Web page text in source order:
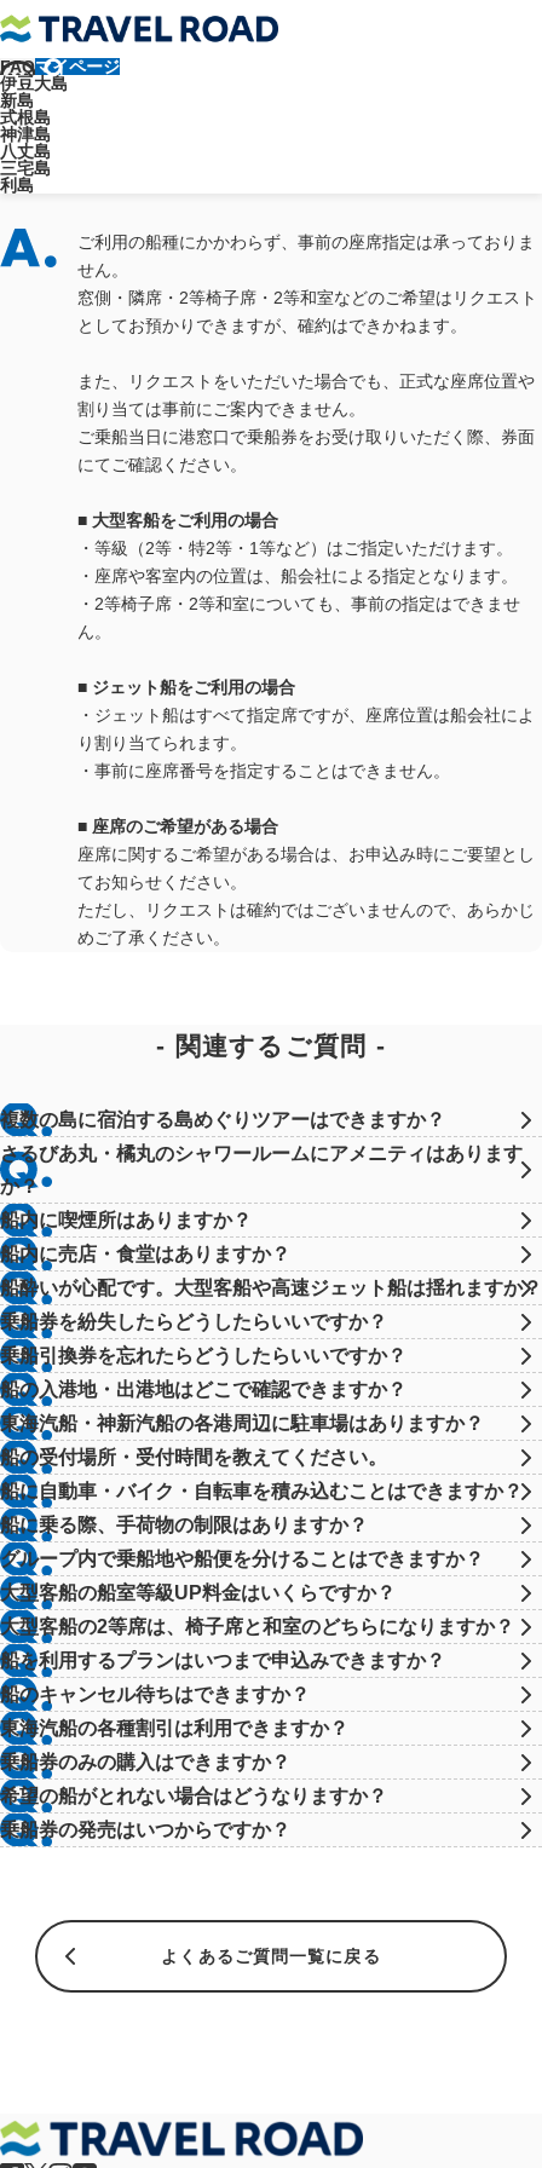
FAQマイページ
伊豆大島
新島
式根島
神津島
八丈島
三宅島
利島
トラベルロード
お船について
船の席は座席指定できますか？
ご利用の船種にかかわらず、事前の座席指定は承っておりま
せん。
窓側・隣席・2等椅子席・2等和室などのご希望はリクエスト
としてお預かりできますが、確約はできかねます。
また、リクエストをいただいた場合でも、正式な座席位置や
割り当ては事前にご案内できません。
ご乗船当日に港窓口で乗船券をお受け取りいただく際、券面
にてご確認ください。
■ 大型客船をご利用の場合
・等級（2等・特2等・1等など）はご指定いただけます。
・座席や客室内の位置は、船会社による指定となります。
・2等椅子席・2等和室についても、事前の指定はできませ
ん。
■ ジェット船をご利用の場合
・ジェット船はすべて指定席ですが、座席位置は船会社によ
り割り当てられます。
・事前に座席番号を指定することはできません。
■ 座席のご希望がある場合
座席に関するご希望がある場合は、お申込み時にご要望とし
てお知らせください。
ただし、リクエストは確約ではございませんので、あらかじ
めご了承ください。
関連するご質問
複数の島に宿泊する島めぐりツアーはできますか？
さるびあ丸・橘丸のシャワールームにアメニティはあります
か？
船内に喫煙所はありますか？
船内に売店・食堂はありますか？
船酔いが心配です。大型客船や高速ジェット船は揺れますか？
乗船券を紛失したらどうしたらいいですか？
乗船引換券を忘れたらどうしたらいいですか？
船の入港地・出港地はどこで確認できますか？
東海汽船・神新汽船の各港周辺に駐車場はありますか？
船の受付場所・受付時間を教えてください。
船に自動車・バイク・自転車を積み込むことはできますか？
船に乗る際、手荷物の制限はありますか？
グループ内で乗船地や船便を分けることはできますか？
大型客船の船室等級UP料金はいくらですか？
大型客船の2等席は、椅子席と和室のどちらになりますか？
船を利用するプランはいつまで申込みできますか？
船のキャンセル待ちはできますか？
東海汽船の各種割引は利用できますか？
乗船券のみの購入はできますか？
希望の船がとれない場合はどうなりますか？
乗船券の発売はいつからですか？
よくあるご質問一覧に戻る